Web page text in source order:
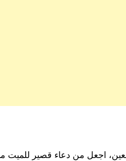
اجعل من دعاء قصير للميت